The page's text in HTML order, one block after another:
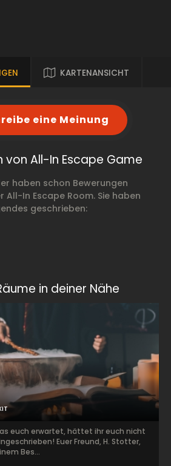
KARTENANSICHT
eine Meinung
von All-In Escape Game
haben schon Bewerungen
All-In Escape Room. Sie haben
geschrieben:
in deiner Nähe
euch erwartet, hättet ihr euch nicht
Euer Freund, H. Stotter,
Bes...